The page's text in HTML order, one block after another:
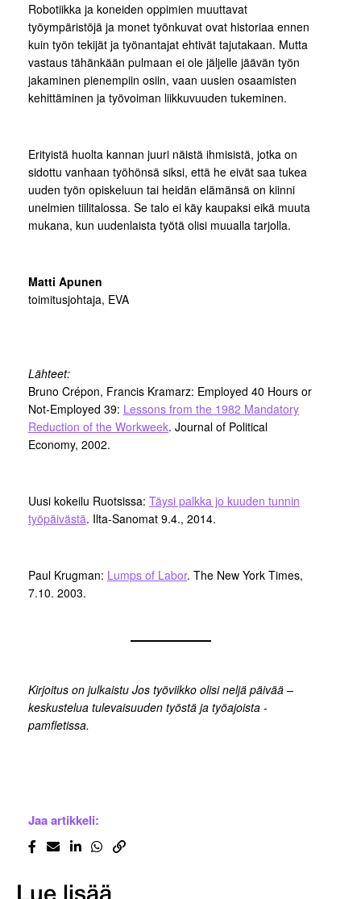
Robotiikka ja koneiden oppimien muuttavat
työympäristöjä ja monet työnkuvat ovat historiaa ennen
kuin työn tekijät ja työnantajat ehtivät tajutakaan. Mutta
vastaus tähänkään pulmaan ei ole jäljelle jäävän työn
jakaminen pienempiin osiin, vaan uusien osaamisten
kehittäminen ja työvoiman liikkuvuuden tukeminen.
Erityistä huolta kannan juuri näistä ihmisistä, jotka on
sidottu vanhaan työhönsä siksi, että he eivät saa tukea
uuden työn opiskeluun tai heidän elämänsä on kiinni
unelmien tiilitalossa. Se talo ei käy kaupaksi eikä muuta
mukana, kun uudenlaista työtä olisi muualla tarjolla.
Matti Apunen
toimitusjohtaja, EVA
Lähteet:
Bruno Crépon, Francis Kramarz: Employed 40 Hours or
Not-Employed 39: Lessons from the 1982 Mandatory
Reduction of the Workweek. Journal of Political
Economy, 2002.
Uusi kokeilu Ruotsissa: Täysi palkka jo kuuden tunnin
työpäivästä. Ilta-Sanomat 9.4., 2014.
Paul Krugman: Lumps of Labor. The New York Times,
7.10. 2003.
Kirjoitus on julkaistu Jos työviikko olisi neljä päivää –
keskustelua tulevaisuuden työstä ja työajoista -
pamfletissa.
Jaa artikkeli: